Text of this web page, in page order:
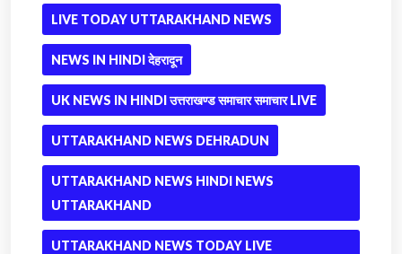
LIVE TODAY UTTARAKHAND NEWS
NEWS IN HINDI देहरादून
UK NEWS IN HINDI उत्तराखण्ड समाचार समाचार LIVE
UTTARAKHAND NEWS DEHRADUN
UTTARAKHAND NEWS HINDI NEWS
UTTARAKHAND
UTTARAKHAND NEWS TODAY LIVE